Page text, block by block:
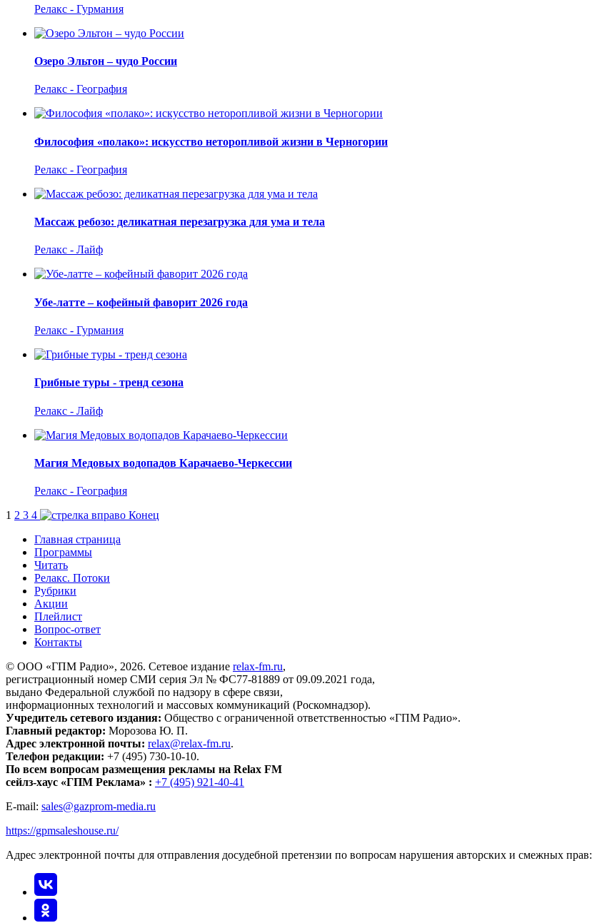
Релакс - Гурмания
Озеро Эльтон – чудо России
Релакс - География
Философия «полако»: искусство неторопливой жизни в Черногории
Релакс - География
Массаж ребозо: деликатная перезагрузка для ума и тела
Релакс - Лайф
Убе-латте – кофейный фаворит 2026 года
Релакс - Гурмания
Грибные туры - тренд сезона
Релакс - Лайф
Магия Медовых водопадов Карачаево-Черкессии
Релакс - География
1 2 3 4
Конец
Главная страница
Программы
Читать
Релакс. Потоки
Рубрики
Акции
Плейлист
Вопрос-ответ
Контакты
© ООО «ГПМ Радио», 2026. Сетевое издание relax-fm.ru,
регистрационный номер СМИ серия Эл № ФС77-81889 от 09.09.2021 года,
выдано Федеральной службой по надзору в сфере связи,
информационных технологий и массовых коммуникаций (Роскомнадзор).
Учредитель сетевого издания: Общество с ограниченной ответственностью «ГПМ Радио».
Главный редактор: Морозова Ю. П.
Адрес электронной почты: relax@relax-fm.ru.
Телефон редакции: +7 (495) 730-10-10.
По всем вопросам размещения рекламы на Relax FM
сейлз-хаус «ГПМ Реклама» : +7 (495) 921-40-41
E-mail: sales@gazprom-media.ru
https://gpmsaleshouse.ru/
Адрес электронной почты для отправления досудебной претензии по вопросам нарушения авторских и смежных прав: